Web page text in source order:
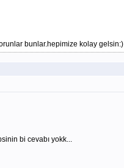
bunlar.hepimize kolay gelsin:)
bi cevabı yokk...